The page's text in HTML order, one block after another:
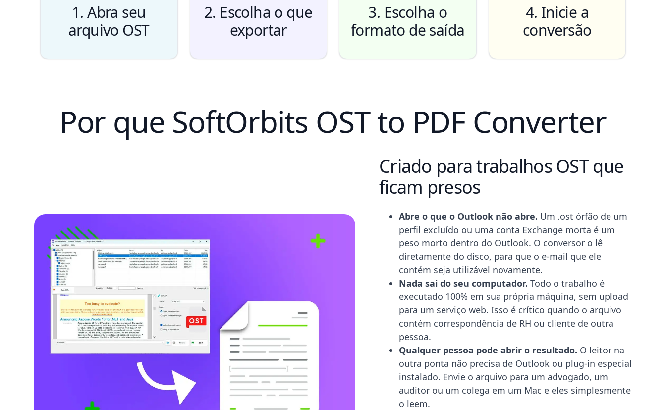
1. Abra seu
arquivo OST
2. Escolha o que
exportar
3. Escolha o
formato de saída
4. Inicie a
conversão
Por que SoftOrbits OST to PDF Converter
Criado para trabalhos OST que
ficam presos
Abre o que o Outlook não abre. Um .ost órfão de um
perfil excluído ou uma conta Exchange morta é um
peso morto dentro do Outlook. O conversor o lê
diretamente do disco, para que o e-mail que ele
contém seja utilizável novamente.
Nada sai do seu computador. Todo o trabalho é
executado 100% em sua própria máquina, sem upload
para um serviço web. Isso é crítico quando o arquivo
contém correspondência de RH ou cliente de outra
pessoa.
Qualquer pessoa pode abrir o resultado. O leitor na
outra ponta não precisa de Outlook ou plug-in especial
instalado. Envie o arquivo para um advogado, um
auditor ou um colega em um Mac e eles simplesmente
o leem.